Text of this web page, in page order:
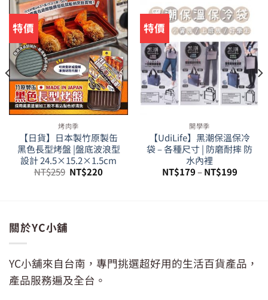
特價
烤肉季
【日貨】日本製竹原製缶
黑色長型烤盤 |盤底波浪型
設計 24.5×15.2×1.5cm
NT$259 原
始
NT$220目
特價
開學季
【UdiLife】黑潮保溫保冷
袋 – 各種尺寸 | 防磨耐摔 防
水內裡
NT$179–NT$199
關於YC小舖
YC小舖來自台南，專門挑選超好用的生活百貨產品，
產品服務遍及全台。